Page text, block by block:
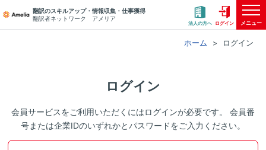
翻訳のスキルアップ・情報収集・仕事獲得
翻訳者ネットワーク アメリア
法人の方へ ログイン メニュー
ホーム ログイン
ログイン
会員サービスをご利用いただくにはログインが必要です。 会員番
号または企業IDのいずれかとパスワードをご入力ください。